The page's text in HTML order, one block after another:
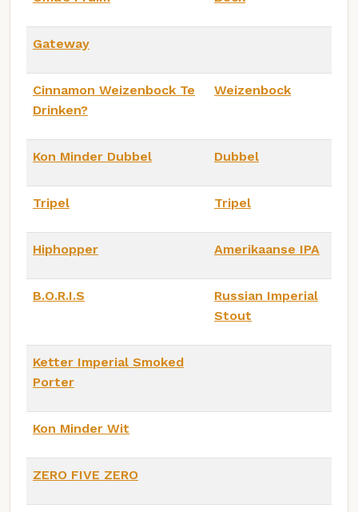
Gateway
Cinnamon Weizenbock Te
Drinken?
Weizenbock
Kon Minder Dubbel Dubbel
Tripel Tripel
Hiphopper Amerikaanse IPA
B.O.R.I.S
Russian Imperial
Stout
Ketter Imperial Smoked
Porter
Kon Minder Wit
ZERO FIVE ZERO